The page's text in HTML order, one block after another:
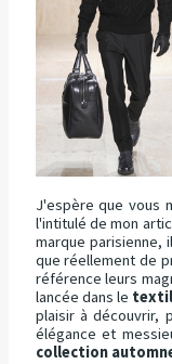
J'espère que vous
l'intitulé de mon
marque parisienne,
que réellement de
référence leurs
lancée dans le
plaisir à découvrir,
élégance et
collection